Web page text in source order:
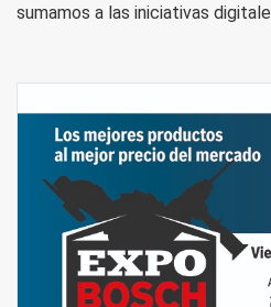
sumamos a las iniciativas